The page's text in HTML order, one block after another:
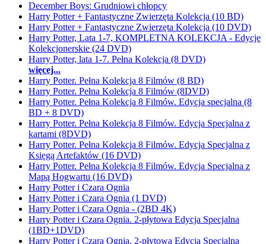
December Boys: Grudniowi chłopcy
Harry Potter + Fantastyczne Zwierzęta Kolekcja (10 BD)
Harry Potter + Fantastyczne Zwierzęta Kolekcja (10 DVD)
Harry Potter, Lata 1-7, KOMPLETNA KOLEKCJA - Edycje
Kolekcjonerskie (24 DVD)
Harry Potter, lata 1-7. Pełna Kolekcja (8 DVD)
więcej...
Harry Potter. Pełna Kolekcja 8 Filmów (8 BD)
Harry Potter. Pełna Kolekcja 8 Filmów (8DVD)
Harry Potter. Pełna Kolekcja 8 Filmów. Edycja specjalna (8
BD + 8 DVD)
Harry Potter. Pełna Kolekcja 8 Filmów. Edycja Specjalna z
kartami (8DVD)
Harry Potter. Pełna Kolekcja 8 Filmów. Edycja Specjalna z
Księgą Artefaktów (16 DVD)
Harry Potter. Pełna Kolekcja 8 Filmów. Edycja Specjalna z
Mapą Hogwartu (16 DVD)
Harry Potter i Czara Ognia
Harry Potter i Czara Ognia (1 DVD)
Harry Potter i Czara Ognia - (2BD 4K)
Harry Potter i Czara Ognia. 2-płytowa Edycja Specjalna
(1BD+1DVD)
Harry Potter i Czara Ognia. 2-płytowa Edycja Specjalna